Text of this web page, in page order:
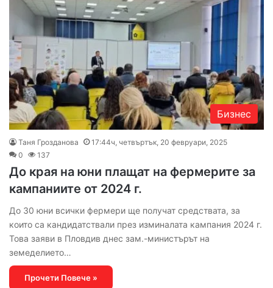
Бизнес
Таня Грозданова
17:44ч, четвъртък, 20 февруари, 2025
0
137
До края на юни плащат на фермерите за
кампаниите от 2024 г.
До 30 юни всички фермери ще получат средствата, за
които са кандидатствали през изминалата кампания 2024 г.
Това заяви в Пловдив днес зам.-министърът на
земеделието…
Прочети Повече »